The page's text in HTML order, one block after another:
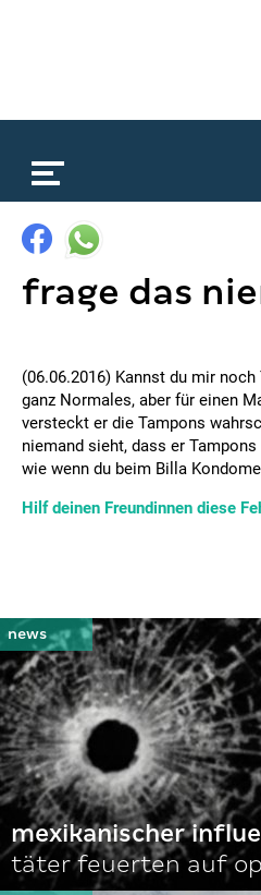
frage das
(06.06.2016) Kannst du mir
ganz Normales, aber für einen
versteckt er die Tampons
niemand sieht, dass er
wie wenn du beim Billa
Hilf deinen Freundinnen diese
mexikanischer
täter feuerten auf